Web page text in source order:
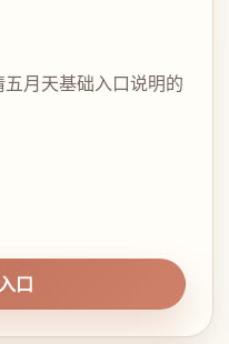
月天基础入口说明的
口